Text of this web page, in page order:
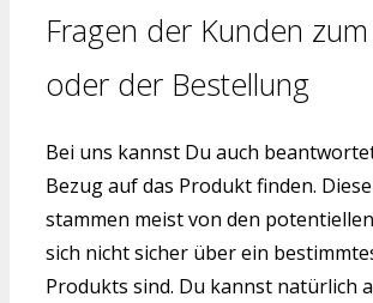
Fragen der Kunden
oder der Bestellung
Bei uns kannst Du auch
Bezug auf das Produkt finden.
stammen meist von den
sich nicht sicher über ein
Produkts sind. Du kannst natürlich